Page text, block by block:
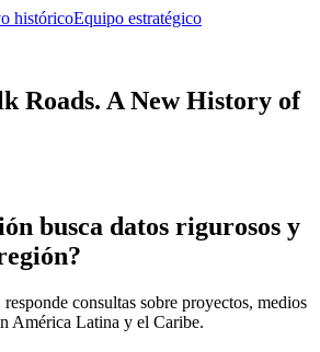
históricoEquipo estratégico
Roads. A New History of
busca datos rigurosos y
consultas sobre proyectos, medios
América Latina y el Caribe.